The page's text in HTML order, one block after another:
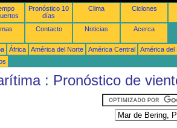
Pronóstico 10
días
Clima Ciclones
Contacto Noticias Acerca
África América del Norte América Central
América del
: Pronóstico de